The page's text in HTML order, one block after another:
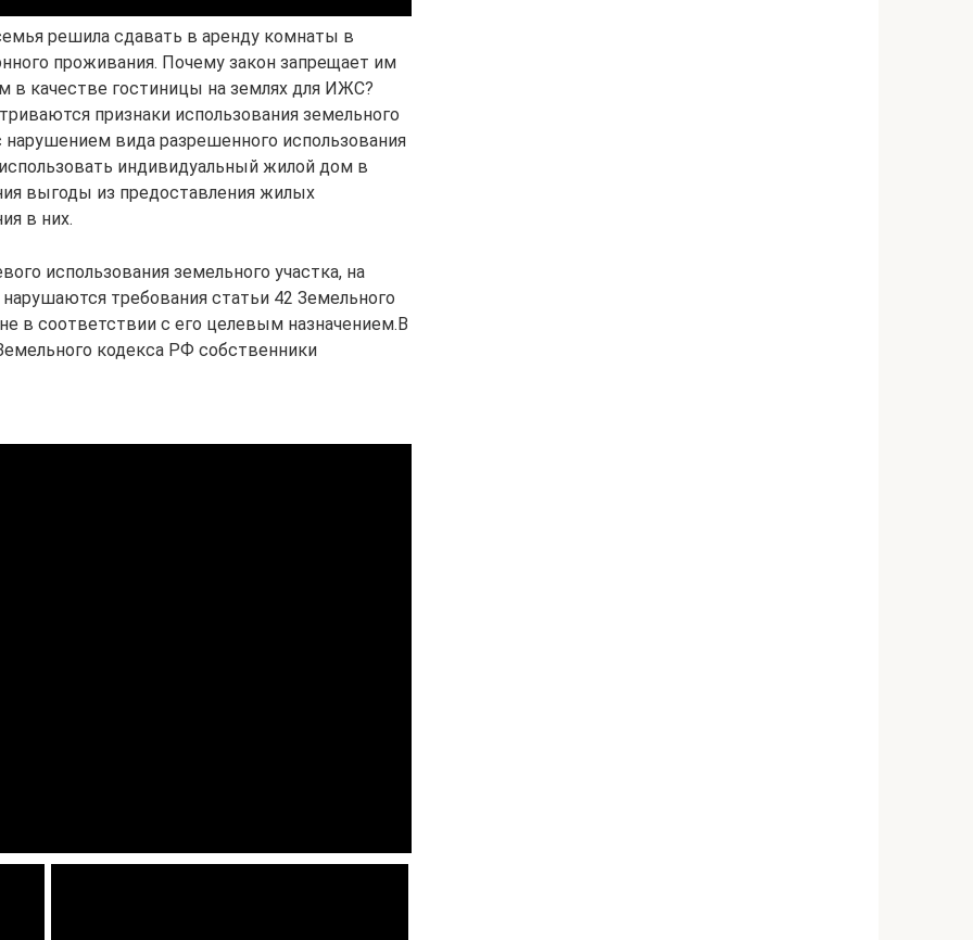
решила сдавать в аренду комнаты в
проживания. Почему закон запрещает им
в качестве гостиницы на землях для ИЖС?
признаки использования земельного
вида разрешенного использования
индивидуальный жилой дом в
выгоды из предоставления жилых
в них.
использования земельного участка, на
требования статьи 42 Земельного
в соответствии с его целевым назначением.В
кодекса РФ собственники